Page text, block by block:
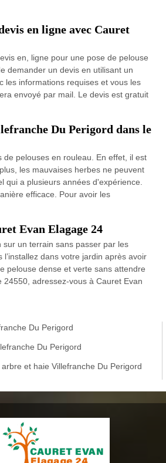
en ligne avec Cauret
en, ligne pour une pose de pelouse
demander un devis en utilisant un
les informations requises et vous les
envoyé par mail. Le devis est gratuit
Du Perigord dans le
pelouses en rouleau. En effet, il est
les mauvaises herbes ne peuvent
qui a plusieurs années d'expérience.
efficace. Pour avoir les
Evan Elagage 24
un terrain sans passer par les
dans votre jardin après avoir
pelouse dense et verte sans attendre
24550, adressez-vous à Cauret Evan
Du Perigord
Du Perigord
et haie Villefranche Du Perigord